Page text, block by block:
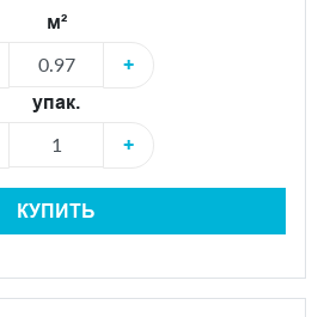
м²
+
упак.
+
КУПИТЬ